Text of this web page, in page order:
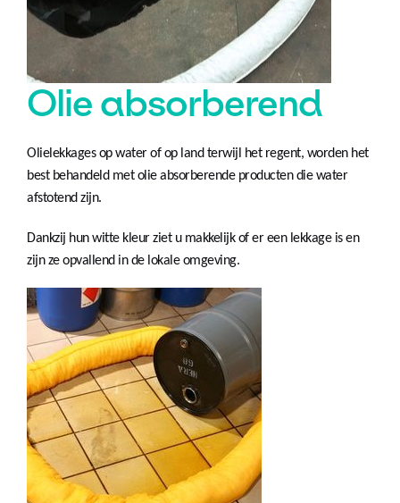
Olie absorberend
Olielekkages op water of op land terwijl het regent, worden het
best behandeld met olie absorberende producten die water
afstotend zijn.
Dankzij hun witte kleur ziet u makkelijk of er een lekkage is en
zijn ze opvallend in de lokale omgeving.